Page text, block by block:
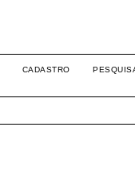
CADASTRO